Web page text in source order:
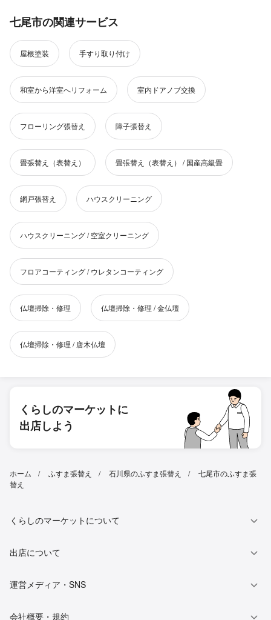
七尾市の関連サービス
屋根塗装 手すり取り付け
和室から洋室へリフォーム 室内ドアノブ交換
フローリング張替え 障子張替え
畳張替え（表替え） 畳張替え（表替え） / 国産高級畳
網戸張替え ハウスクリーニング
ハウスクリーニング / 空室クリーニング
フロアコーティング / ウレタンコーティング
仏壇掃除・修理 仏壇掃除・修理 / 金仏壇
仏壇掃除・修理 / 唐木仏壇
くらしのマーケットに
出店しよう
ホーム ふすま張替え 石川県のふすま張替え
七尾市のふすま張
替え
くらしのマーケットについて
出店について
運営メディア・SNS
会社概要・規約